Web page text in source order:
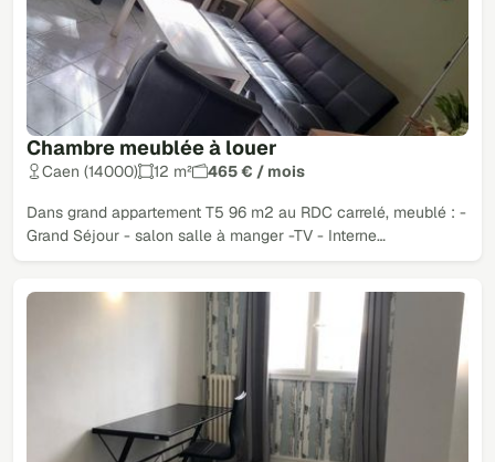
Chambre meublée à louer
Caen (14000) 12 m² 465 € / mois
Dans grand appartement T5 96 m2 au RDC carrelé, meublé : -
Grand Séjour - salon salle à manger -TV - Interne…